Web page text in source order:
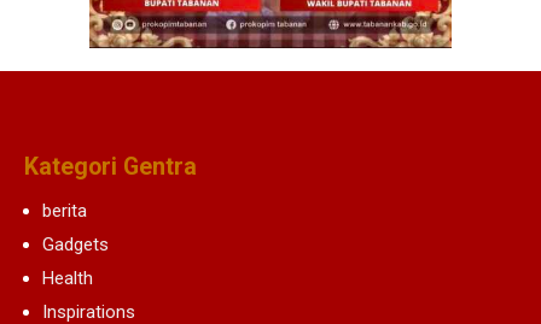
Kategori Gentra
berita
Gadgets
Health
Inspirations